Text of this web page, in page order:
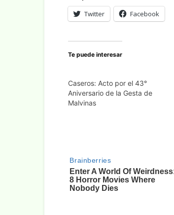
Twitter Facebook
Te puede interesar
Caseros: Acto por el 43°
Aniversario de la Gesta de
Malvinas